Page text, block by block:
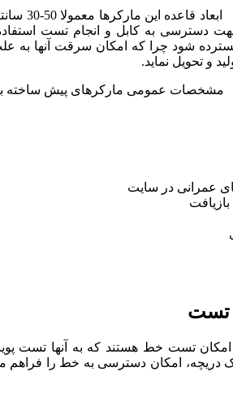
دسترسی به کابل و انجام تست
شود چرا که امکان سرقت آنها به علت
و تحویل نماید.
مشخصات عمومی مارکرهای پیش ساخته
تست
تست خط هستند که به آنها تست
دریچه، امکان دسترسی به خط را فراهم